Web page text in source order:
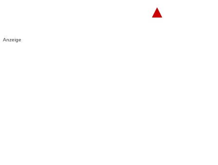
▲
Anzeige